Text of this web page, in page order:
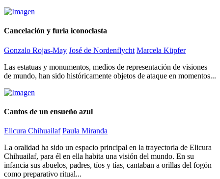
Cancelación y furia iconoclasta
Gonzalo Rojas-May José de Nordenflycht Marcela Küpfer
Las estatuas y monumentos, medios de representación de visiones
de mundo, han sido históricamente objetos de ataque en momentos...
Cantos de un ensueño azul
Elicura Chihuailaf Paula Miranda
La oralidad ha sido un espacio principal en la trayectoria de Elicura
Chihuailaf, para él en ella habita una visión del mundo. En su
infancia sus abuelos, padres, tíos y tías, cantaban a orillas del fogón
como preparativo ritual...